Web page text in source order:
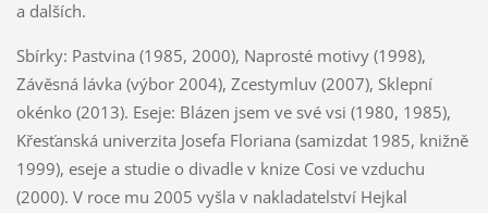
a dalších.
Sbírky: Pastvina (1985, 2000), Naprosté motivy (1998),
Závěsná lávka (výbor 2004), Zcestymluv (2007), Sklepní
okénko (2013). Eseje: Blázen jsem ve své vsi (1980, 1985),
Křesťanská univerzita Josefa Floriana (samizdat 1985, knižně
1999), eseje a studie o divadle v knize Cosi ve vzduchu
(2000). V roce mu 2005 vyšla v nakladatelství Hejkal